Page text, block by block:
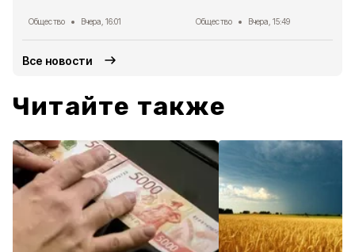
Общество Вчера, 16:01 Общество Вчера, 15:49
Все новости
Читайте также